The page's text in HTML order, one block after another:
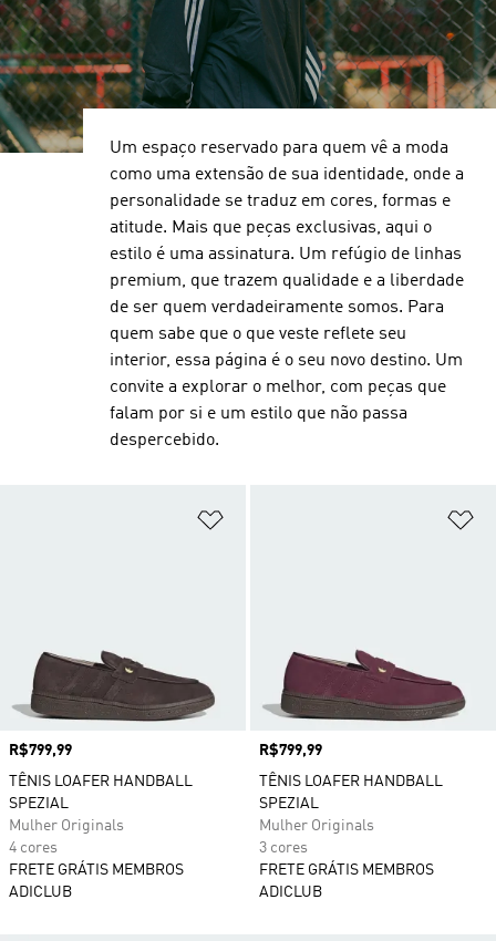
Preço
R$799,99
TÊNIS LOAFER HANDBALL
SPEZIAL
Mulher Originals
4 cores
FRETE GRÁTIS MEMBROS
ADICLUB
Preço
R$799,99
TÊNIS LOAFER HANDBALL
SPEZIAL
Mulher Originals
3 cores
FRETE GRÁTIS MEMBROS
ADICLUB
Um espaço reservado para quem vê a moda
como uma extensão de sua identidade, onde a
personalidade se traduz em cores, formas e
atitude. Mais que peças exclusivas, aqui o
estilo é uma assinatura. Um refúgio de linhas
premium, que trazem qualidade e a liberdade
de ser quem verdadeiramente somos. Para
quem sabe que o que veste reflete seu
interior, essa página é o seu novo destino. Um
convite a explorar o melhor, com peças que
falam por si e um estilo que não passa
despercebido.